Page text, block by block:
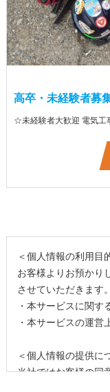
高卒・未経験者募
＜個人情報の利用目
お客様よりお預かり
させていただきます。
・本サービスに関す
・本サービスの運
＜個人情報の提供に
当社ではお客様の同